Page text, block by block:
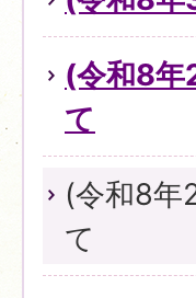
(令和8
て
(令和8年
て